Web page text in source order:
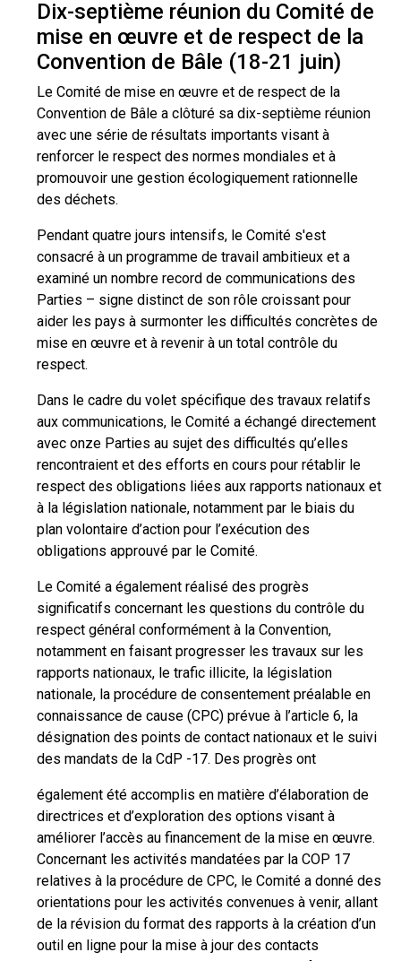
Dix-septième réunion du Comité de
mise en œuvre et de respect de la
Convention de Bâle (18-21 juin)
Le Comité de mise en œuvre et de respect de la
Convention de Bâle a clôturé sa dix-septième réunion
avec une série de résultats importants visant à
renforcer le respect des normes mondiales et à
promouvoir une gestion écologiquement rationnelle
des déchets.
Pendant quatre jours intensifs, le Comité s'est
consacré à un programme de travail ambitieux et a
examiné un nombre record de communications des
Parties – signe distinct de son rôle croissant pour
aider les pays à surmonter les difficultés concrètes de
mise en œuvre et à revenir à un total contrôle du
respect.
Dans le cadre du volet spécifique des travaux relatifs
aux communications, le Comité a échangé directement
avec onze Parties au sujet des difficultés qu’elles
rencontraient et des efforts en cours pour rétablir le
respect des obligations liées aux rapports nationaux et
à la législation nationale, notamment par le biais du
plan volontaire d’action pour l’exécution des
obligations approuvé par le Comité.
Le Comité a également réalisé des progrès
significatifs concernant les questions du contrôle du
respect général conformément à la Convention,
notamment en faisant progresser les travaux sur les
rapports nationaux, le trafic illicite, la législation
nationale, la procédure de consentement préalable en
connaissance de cause (CPC) prévue à l’article 6, la
désignation des points de contact nationaux et le suivi
des mandats de la CdP -17. Des progrès ont
également été accomplis en matière d’élaboration de
directrices et d’exploration des options visant à
améliorer l’accès au financement de la mise en œuvre.
Concernant les activités mandatées par la COP 17
relatives à la procédure de CPC, le Comité a donné des
orientations pour les activités convenues à venir, allant
de la révision du format des rapports à la création d’un
outil en ligne pour la mise à jour des contacts